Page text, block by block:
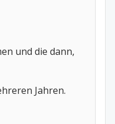
und die dann,
Jahren.